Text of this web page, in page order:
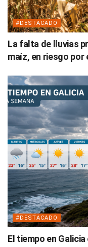
#DESTACADO
La falta de lluvias
maíz, en riesgo por
#DESTACADO
El tiempo en